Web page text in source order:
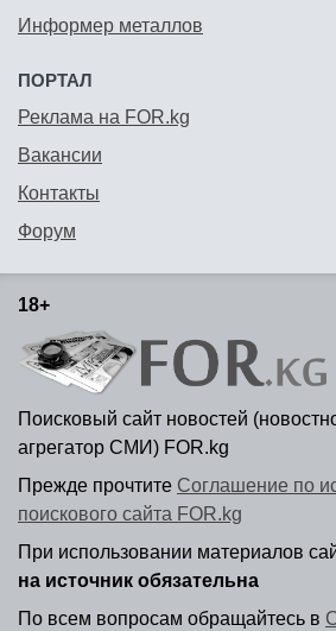
Информер металлов
ПОРТАЛ
Реклама на FOR.kg
Вакансии
Контакты
Форум
18+
Поисковый сайт новостей
агрегатор СМИ) FOR.kg
Прежде прочтите Соглашение по
поискового сайта FOR.kg
При использовании материалов
на источник обязательна
По всем вопросам обращайтесь в